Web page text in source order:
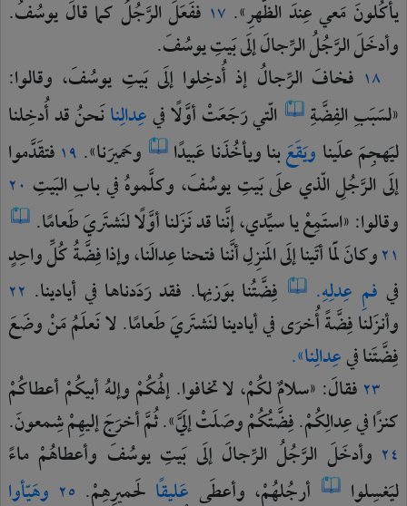
يأكُلونَمَعيعِندَالظُّهرِ». ١٧ ففَعَلَالرَّجُلُكماقالَيوسُفُ.
وأدخَلَالرَّجُلُالرِّجالَإلَىبَيتِيوسُفَ.
١٨ فخافَالرِّجالُ إذ أُدخِلواإلَىبَيتِ يوسُفَ، وقالوا:
«لسَبَبِالفِضَّةِ الّتيرَجَعَتْأوَّلًافيعِدالِنانَحنُقدأُدخِلنا
ليَهجِمَعلَيناويَقَعَبناويأخُذَناعَبيدًا وحَميرَنا». ١٩ فتقَدَّموا
إلَىالرَّجُلِالّذيعلَىبَيتِيوسُفَ،وكلَّموهُفيبابِالبَيتِ ٢٠
وقالوا:«استَمِعْياسيِّدي،إنَّناقدنَزَلناأوَّلًالنَشتَريَطَعامًا.
٢١وكانَلَمّاأتَيناإلَىالمَنزِلِأنَّنافتحناعِدالَنا،وإذافِضَّةُكُلِّواحِدٍ
في فمِ عِدلِهِ. فِضَّتُنابوَزنِها. فقدرَدَدناها في أيادينا. ٢٢
وأنزَلنافِضَّةًأُخرَىفيأيادينالنَشتَريَطَعامًا.لانَعلَمُمَنْوضَعَ
فِضَّتَنافيعِدالِنا».
٢٣ فقالَ:«سلامٌلكُمْ،لاتخافوا.إلهُكُمْوإلهُأبيكُمْأعطاكُمْ
كنزًافيعِدالِكُمْ.فِضَّتُكُمْوصَلَتْإلَيَّ».ثُمَّأخرَجَإليهِمْشِمعونَ.
٢٤ وأدخَلَ الرَّجُلُالرِّجالَإلَىبَيتِيوسُفَ وأعطاهُمْ ماءً
ليَغسِلوا
أرجُلهُمْ، وأعطَى عَليقًا لحَميرِهِمْ. ٢٥ وهَيّأوا